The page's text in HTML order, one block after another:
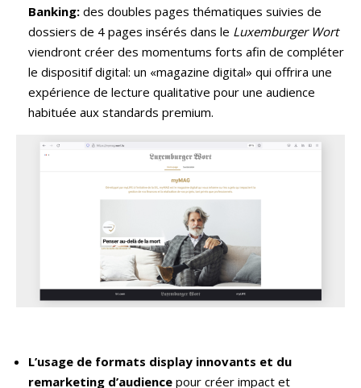
Banking: des doubles pages thématiques suivies de
dossiers de 4 pages insérés dans le Luxemburger Wort
viendront créer des momentums forts afin de compléter
le dispositif digital: un «magazine digital» qui offrira une
expérience de lecture qualitative pour une audience
habituée aux standards premium.
L’usage de formats display innovants et du
remarketing d’audience pour créer impact et